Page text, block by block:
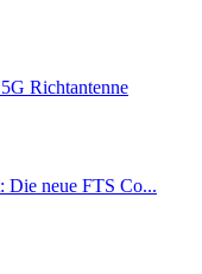
Richtantenne
Die neue FTS Co...